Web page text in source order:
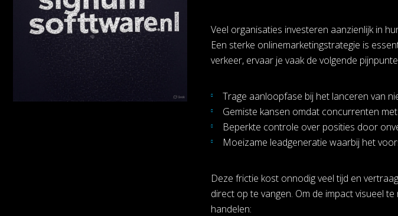
Veel organisaties investeren aanzienlijk in
Een sterke onlinemarketingstrategie is
verkeer, ervaar je vaak de volgende
Trage aanloopfase bij het lanceren van
Gemiste kansen omdat concurrenten
Beperkte controle over posities door
Moeizame leadgeneratie waarbij het
Deze frictie kost onnodig veel tijd en
direct op te vangen. Om de impact visueel
handelen: